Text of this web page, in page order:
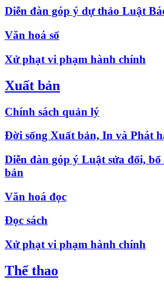
Diễn đàn góp ý dự thảo Luật
Văn hoá số
Xử phạt vi phạm hành chính
Xuất bản
Chính sách quản lý
Đời sống Xuất bản, In và Phát
Diễn đàn góp ý Luật sửa đổi,
bản
Văn hoá đọc
Đọc sách
Xử phạt vi phạm hành chính
Thể thao